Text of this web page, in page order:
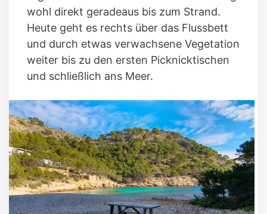
wohl direkt geradeaus bis zum Strand.
Heute geht es rechts über das Flussbett
und durch etwas verwachsene Vegetation
weiter bis zu den ersten Picknicktischen
und schließlich ans Meer.